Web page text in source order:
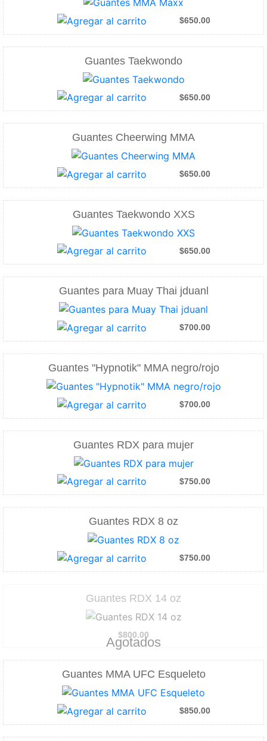
$650.00
Guantes Taekwondo
$650.00
Guantes Cheerwing MMA
$650.00
Guantes Taekwondo XXS
$650.00
Guantes para Muay Thai jduanl
$700.00
Guantes "Hypnotik" MMA negro/rojo
$700.00
Guantes RDX para mujer
$750.00
Guantes RDX 8 oz
$750.00
Agotados
Guantes RDX 14 oz
$800.00
Guantes MMA UFC Esqueleto
$850.00